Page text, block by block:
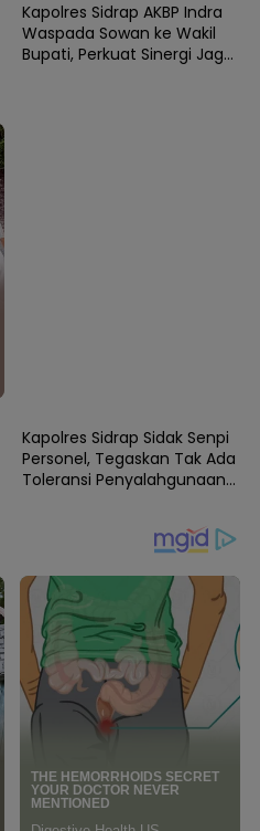
Kapolres Sidrap AKBP Indra
Waspada Sowan ke Wakil
Bupati, Perkuat Sinergi Jaga
Kapolres Sidrap Sidak Senpi
Personel, Tegaskan Tak Ada
Toleransi Penyalahgunaan